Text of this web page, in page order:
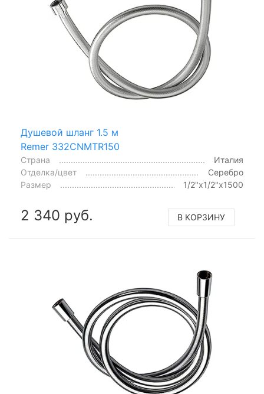
Душевой шланг 1.5 м
Remer 332CNMTR150
Страна
Италия
Отделка/цвет
Серебро
Размер
1/2"x1/2"x1500
2 340 руб. В КОРЗИНУ